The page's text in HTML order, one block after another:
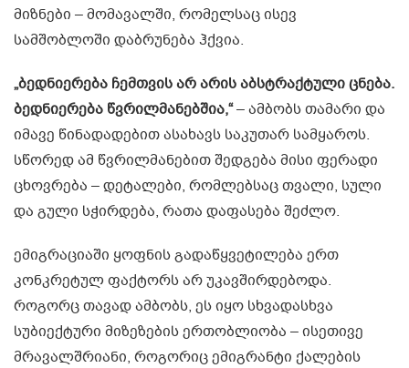
მიზნები – მომავალში, რომელსაც ისევ
სამშობლოში დაბრუნება ჰქვია.
„ბედნიერება ჩემთვის არ არის აბსტრაქტული ცნება.
ბედნიერება წვრილმანებშია,“– ამბობს თამარი და
იმავე წინადადებით ასახავს საკუთარ სამყაროს.
სწორედ ამ წვრილმანებით შედგება მისი ფერადი
ცხოვრება – დეტალები, რომლებსაც თვალი, სული
და გული სჭირდება, რათა დაფასება შეძლო.
ემიგრაციაში ყოფნის გადაწყვეტილება ერთ
კონკრეტულ ფაქტორს არ უკავშირდებოდა.
როგორც თავად ამბობს, ეს იყო სხვადასხვა
სუბიექტური მიზეზების ერთობლიობა – ისეთივე
მრავალშრიანი, როგორიც ემიგრანტი ქალების